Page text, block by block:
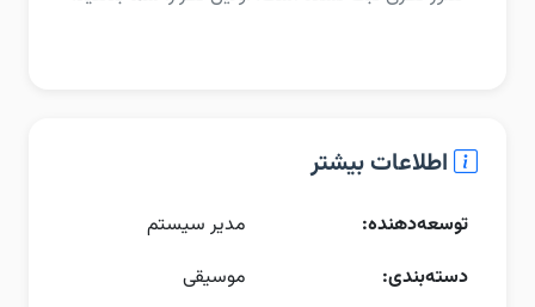
اطلاعات بیشتر
توسعه‌دهنده:
مدیر سیستم
دسته‌بندی:
موسیقی